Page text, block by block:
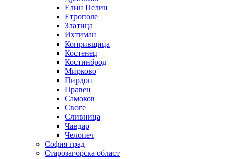
Елин Пелин
Етрополе
Златица
Ихтиман
Копривщица
Костенец
Костинброд
Мирково
Пирдоп
Правец
Самоков
Своге
Сливница
Чавдар
Челопеч
София град
Старозагорска област